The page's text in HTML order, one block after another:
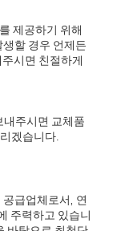
제공하기 위해
할 경우 언제든
시면 친절하게
내주시면 교체품
겠습니다.
공급업체로서, 연
주력하고 있습니